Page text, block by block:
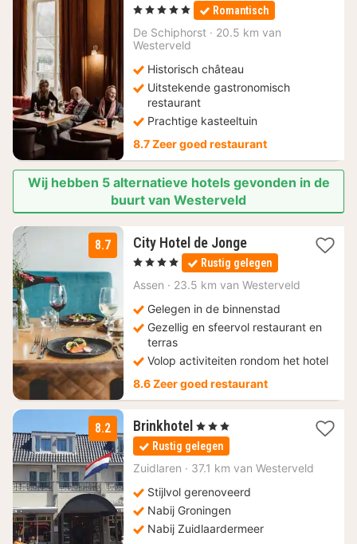
, 5 Sterren Romantisch
De Schiphorst · 20.5 km van
Westerveld
Historisch château
Uitstekende gastronomisch
restaurant
Prachtige kasteeltuin
8.7 Zeer goed restaurant
Wij hebben 5 alternatieve hotels gevonden in de
buurt van Westerveld
8.7 City Hotel de Jonge1
nacht
vanaf
99
, 4 Sterren Rustig gelegen
Assen · 23.5 km van Westerveld
Gelegen in de binnenstad
Gezellig en sfeervol restaurant en
terras
Volop activiteiten rondom het hotel
8.6 Zeer goed restaurant
8.2 Brinkhotel 1
nacht
vanaf
92
, 3 Sterren
Rustig gelegen
Zuidlaren · 37.1 km van Westerveld
Stijlvol gerenoveerd
Nabij Groningen
Nabij Zuidlaardermeer